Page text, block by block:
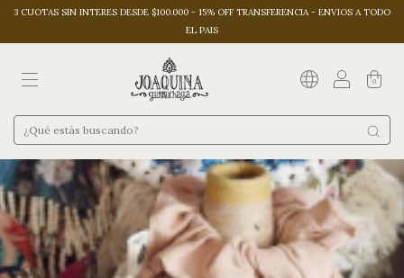
3 CUOTAS SIN INTERES DESDE $100.000 - 15% OFF TRANSFERENCIA - ENVIOS A TODO
EL PAIS
0